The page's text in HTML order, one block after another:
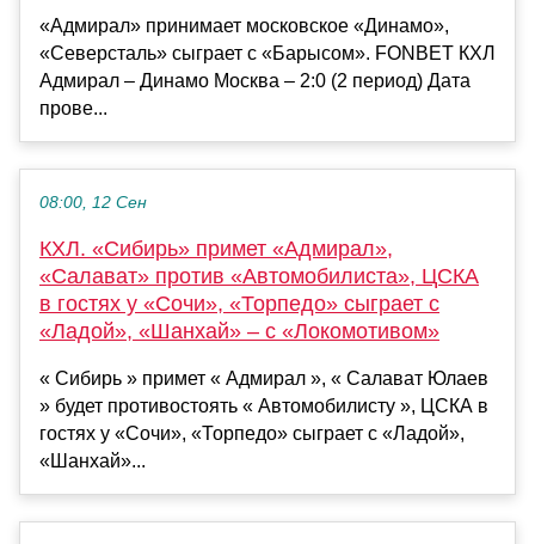
«Адмирал» принимает московское «Динамо»,
«Северсталь» сыграет с «Барысом». FONBET КХЛ
Адмирал – Динамо Москва – 2:0 (2 период) Дата
прове...
08:00, 12 Сен
КХЛ. «Сибирь» примет «Адмирал»,
«Салават» против «Автомобилиста», ЦСКА
в гостях у «Сочи», «Торпедо» сыграет с
«Ладой», «Шанхай» – с «Локомотивом»
« Сибирь » примет « Адмирал », « Салават Юлаев
» будет противостоять « Автомобилисту », ЦСКА в
гостях у «Сочи», «Торпедо» сыграет с «Ладой»,
«Шанхай»...